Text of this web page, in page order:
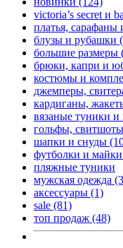
victoria’s secret и
платья, сарафаны
блузы и рубашки
большие размеры
брюки, капри и
костюмы и
джемперы,
кардиганы,
вязаные туники и
гольфы,
шапки и снуды
футболки и майки
пляжные туники
мужская одежда
аксессуары (1)
sale (81)
топ продаж (48)